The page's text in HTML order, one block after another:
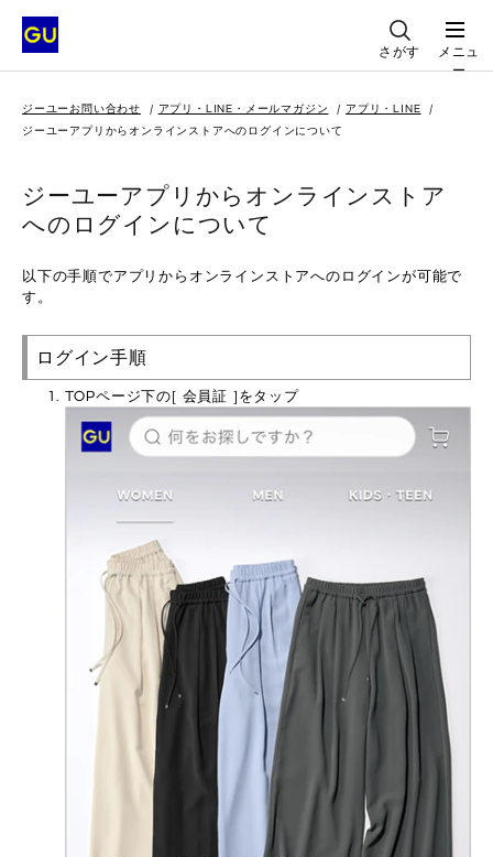
さがす
メニュ
ー
ジーユーお問い合わせ アプリ・LINE・メールマガジン
アプリ・LINE
ジーユーアプリからオンラインストアへのログインについて
ジーユーアプリからオンラインストア
へのログインについて
以下の手順でアプリからオンラインストアへのログインが可能で
す。
ログイン手順
TOPページ下の[ 会員証 ]をタップ